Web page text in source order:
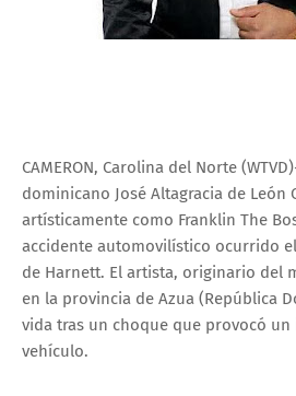
CAMERON, Carolina del Norte
dominicano José Altagracia de León
artísticamente como Franklin The
accidente automovilístico ocurrido
de Harnett. El artista, originario del
en la provincia de Azua (República
vida tras un choque que provocó un
vehículo.